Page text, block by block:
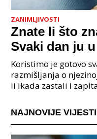
ZANIMLJIVOSTI
Znate li što
Svaki dan ju
cijeli svijet.
Koristimo je gotovo
razmišljanja o
li ikada zastali i
NAJNOVIJE VIJESTI